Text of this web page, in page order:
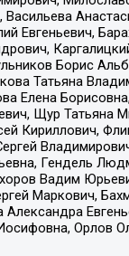
Евгеньевич,
Борис
Татьяна
Елена
Щур
Кириллович,
Гендель
Вадим
Маркович,
Орлов